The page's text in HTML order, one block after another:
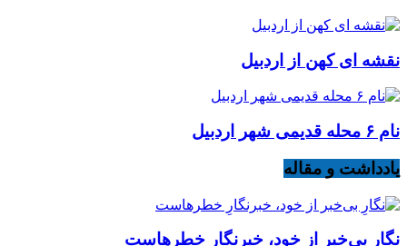
نقشه ای کهن از اردبیل
نام ۶ محله قدیمی شهر اردبیل
یادداشت و مقاله
نگارِ بی‌خبر از خود، خبرنگارِ خطرهاست